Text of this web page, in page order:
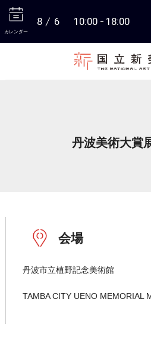
カレンダー
8 6 10:00 18:00
丹波美術大賞
会場
丹波市立植野記念美術館
TAMBA CITY UENO MEMORIAL